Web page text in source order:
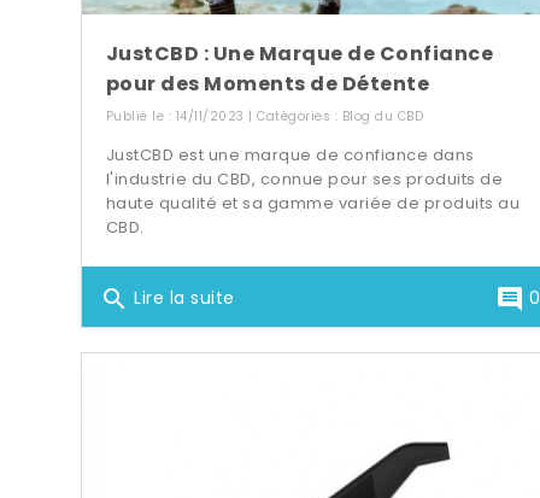
JustCBD : Une Marque de Confiance
pour des Moments de Détente
Publié le : 14/11/2023 | Catégories : Blog du CBD
JustCBD est une marque de confiance dans
l'industrie du CBD, connue pour ses produits de
haute qualité et sa gamme variée de produits au
CBD.
search Lire la suite comment 0